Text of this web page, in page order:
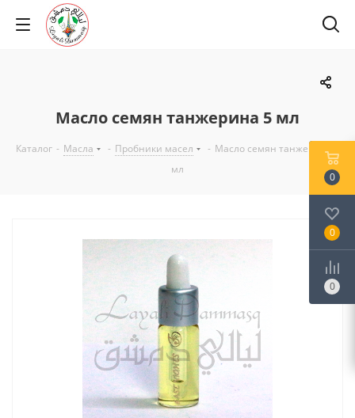
Масло семян танжерина 5 мл
Каталог - Масла - Пробники масел - Масло семян танжерина 5
мл
0
0
0